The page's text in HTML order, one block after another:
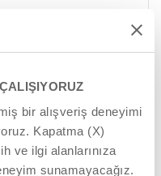
bir alışveriş deneyimi
Kapatma (X)
ve ilgi alanlarınıza
sunamayacağız.
+ RENKLER